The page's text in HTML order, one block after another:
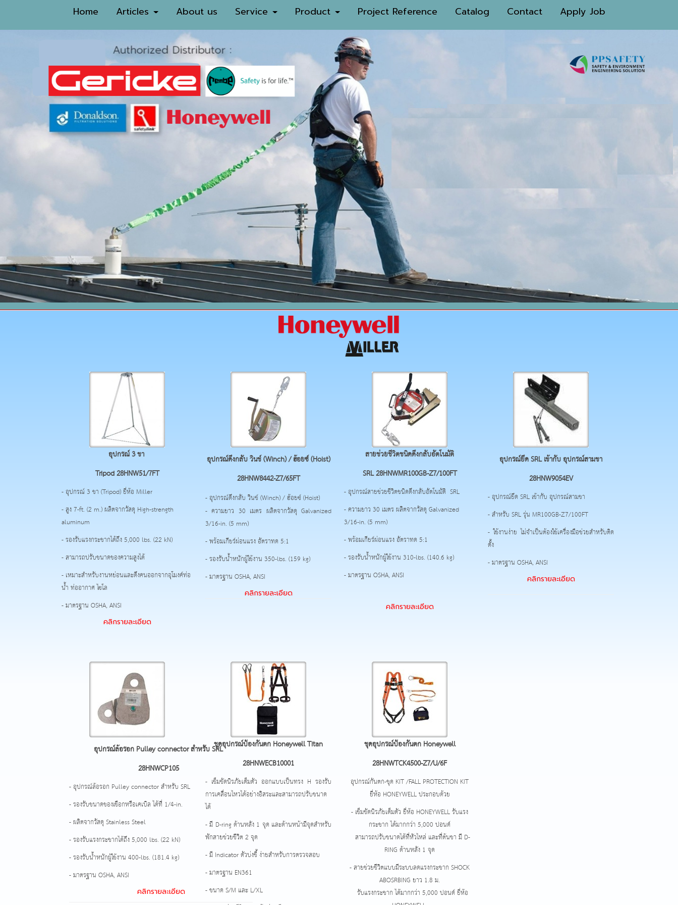
Home Articles About us Service Product Project Reference Catalog Contact Apply Job
อุปกรณ์ 3 ขา
Tripod28HNW51/7FT
- อุปกรณ์ 3 ขา (Tripod) ยี่ห้อ Miller
- สูง 7-ft. (2 m.) ผลิตจากวัสดุ High-strength
aluminum
- รองรับแรงกระชากได้ถึง 5,000 lbs. (22 kN)
- สามารถปรับขนาดของความสูงได้
- เหมาะสำหรับงานหย่อนและดึงคนออกจากอุโมงค์ท่อ
น้ำ ท่ออากาศ ไซโล
- มาตรฐาน OSHA, ANSI
คลิกรายละเอียด
อุปกรณ์ดึงกลับ วินช์ (Winch) / ฮ้อยซ์ (Hoist)
28HNW8442-Z7/65FT
- อุปกรณ์ดึงกลับ วินช์ (Winch) / ฮ้อยซ์ (Hoist)
- ความยาว 30 เมตร ผลิตจากวัสดุ Galvanized
3/16-in. (5 mm)
- พร้อมเกียร์ผ่อนแรง อัตราทด 5:1
- รองรับน้ำหนักผู้ใช้งาน 350-lbs. (159 kg)
- มาตรฐาน OSHA, ANSI
คลิกรายละเอียด
สายช่วยชีวิตชนิดดึงกลับอัตโนมัติ
SRL28HNWMR100GB-Z7/100FT
- อุปกรณ์สายช่วยชีวิตชนิดดึงกลับอัตโนมัติ SRL
- ความยาว 30 เมตร ผลิตจากวัสดุ Galvanized
3/16-in. (5 mm)
- พร้อมเกียร์ผ่อนแรง อัตราทด 5:1
- รองรับน้ำหนักผู้ใช้งาน 310-lbs. (140.6 kg)
- มาตรฐาน OSHA, ANSI
คลิกรายละเอียด
อุปกรณ์ยึด SRL เข้ากับ อุปกรณ์สามขา
28HNW9054EV
- อุปกรณ์ยึด SRL เข้ากับ อุปกรณ์สามขา
- สำหรับ SRL รุ่น MR100GB-Z7/100FT
- ใช้งานง่าย ไม่จำเป็นต้องใช้เครื่องมือช่วยสำหรับติด
ตั้ง
- มาตรฐาน OSHA, ANSI
คลิกรายละเอียด
อุปกรณ์ล้อรอก Pulley connector สำหรับ SRL
28HNWCP105
- อุปกรณ์ล้อรอก Pulley connector สำหรับ SRL
- รองรับขนาดของเชือกหรือเคเบิล ได้ที่ 1/4-in.
- ผลิตจากวัสดุ Stainless Steel
- รองรับแรงกระชากได้ถึง 5,000 lbs. (22 kN)
- รองรับน้ำหนักผู้ใช้งาน 400-lbs. (181.4 kg)
- มาตรฐาน OSHA, ANSI
คลิกรายละเอียด
ชุดอุปกรณ์ป้องกันตก Honeywell Titan
28HNWECB10001
- เข็มขัดนิรภัยเต็มตัว ออกแบบเป็นทรง H รองรับ
การเคลื่อนไหวได้อย่างอิสระและสามารถปรับขนาด
ได้
- มี D-ring ด้านหลัง 1 จุด และด้านหน้ามีจุดสำหรับ
พักสายช่วยชีวิต 2 จุด
- มี Indicator ตัวบ่งชี้ ง่ายสำหรับการตรวจสอบ
- มาตรฐาน EN361
- ขนาด S/M และ L/XL
ชุดอุปกรณ์ป้องกันตก Honeywell
28HNWTCK4500-Z7/U/6F
อุปกรณ์กันตก-ชุด KIT /FALL PROTECTION KIT
ยี่ห้อ HONEYWELL ประกอบด้วย
- เข็มขัดนิรภัยเต็มตัว ยี่ห้อ HONEYWELL รับแรง
กระชาก ได้มากกว่า 5,000 ปอนด์
สามารถปรับขนาดได้ที่หัวไหล่ และที่ต้นขา มี D-
RING ด้านหลัง 1 จุด
- สายช่วยชีวิตแบบมีระบบลดแรงกระชาก SHOCK
ABOSRBING ยาว 1.8 ม.
รับแรงกระชาก ได้มากกว่า 5,000 ปอนด์ ยี่ห้อ